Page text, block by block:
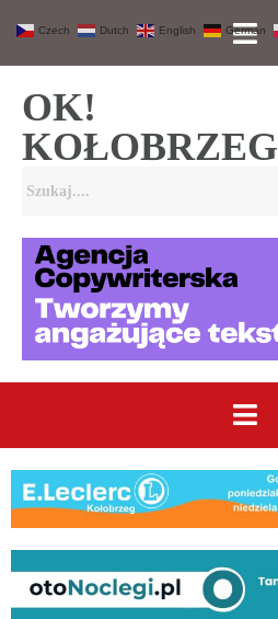
OK!
KOŁOBRZEG
Czech Dutch English German